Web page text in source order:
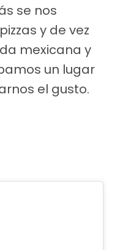
se nos
y de vez
mexicana y
un lugar
el gusto.